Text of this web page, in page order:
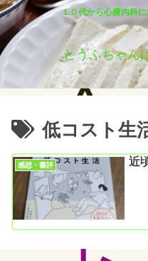
１０代から心療内科
とうふちゃん
低コスト生
感想・書評 近